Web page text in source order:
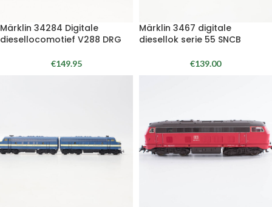
Märklin 34284 Digitale
diesellocomotief V288 DRG
€149.95
Märklin 3467 digitale
diesellok serie 55 SNCB
€139.00